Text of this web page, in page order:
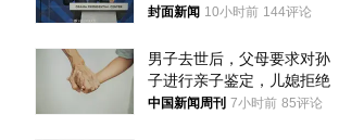
封面新闻 10小时前 144评论
男子去世后，父母要求对孙
子进行亲子鉴定，儿媳拒绝
中国新闻周刊 7小时前 85评论